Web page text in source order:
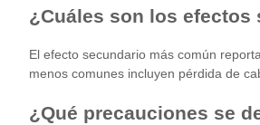
¿Cuáles son los
El efecto secundario más común
menos comunes incluyen pérdida de
¿Qué precauciones se